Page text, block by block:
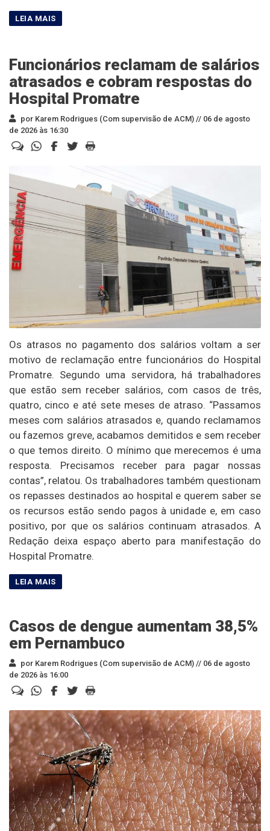
Funcionários reclamam de salários
atrasados e cobram respostas do
Hospital Promatre
por Karem Rodrigues (Com supervisão de ACM) // 06 de agosto
de 2026 às 16:30
Os atrasos no pagamento dos salários voltam a ser
motivo de reclamação entre funcionários do Hospital
Promatre. Segundo uma servidora, há trabalhadores
que estão sem receber salários, com casos de três,
quatro, cinco e até sete meses de atraso. “Passamos
meses com salários atrasados e, quando reclamamos
ou fazemos greve, acabamos demitidos e sem receber
o que temos direito. O mínimo que merecemos é uma
resposta. Precisamos receber para pagar nossas
contas”, relatou. Os trabalhadores também questionam
os repasses destinados ao hospital e querem saber se
os recursos estão sendo pagos à unidade e, em caso
positivo, por que os salários continuam atrasados. A
Redação deixa espaço aberto para manifestação do
Hospital Promatre.
Casos de dengue aumentam 38,5%
em Pernambuco
por Karem Rodrigues (Com supervisão de ACM) // 06 de agosto
de 2026 às 16:00